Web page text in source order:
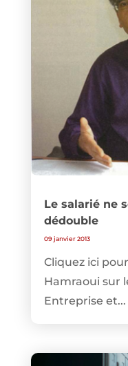
Le salarié ne
dédouble
09 janvier 2013
Cliquez ici
Hamraoui sur
Entreprise et...